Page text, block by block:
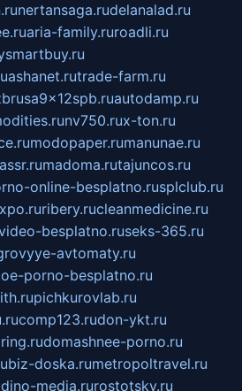
nertansaga.rudelanalad.ru
aria-family.ruroadli.ru
ashanet.rutrade-farm.ru
autodamp.ru
nv750.rux-ton.ru
modopaper.rumanunae.ru
madoma.rutajuncos.ru
online-besplatno.rusplclub.ru
ribery.rucleanmedicine.ru
besplatno.ruseks-365.ru
avtomaty.ru
porno-besplatno.ru
pichkurovlab.ru
comp123.rudon-ykt.ru
domashnee-porno.ru
biz-doska.rumetropoltravel.ru
media.rurostotsky.ru